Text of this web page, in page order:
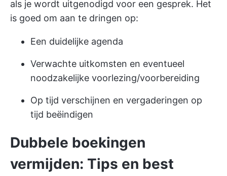
als je wordt uitgenodigd voor een gesprek. Het
is goed om aan te dringen op:
Een duidelijke agenda
Verwachte uitkomsten en eventueel
noodzakelijke voorlezing/voorbereiding
Op tijd verschijnen en vergaderingen op
tijd beëindigen
Dubbele boekingen
vermijden: Tips en best